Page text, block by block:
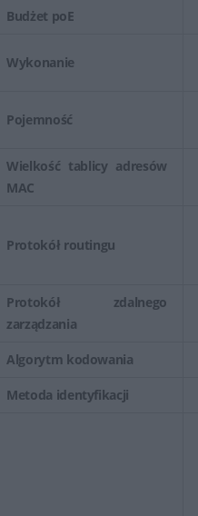
Budżet poE
Wykonanie
Pojemność
Wielkość tablicy adresów
MAC
Protokół routingu
Protokół zdalnego
zarządzania
Algorytm kodowania
Metoda identyfikacji